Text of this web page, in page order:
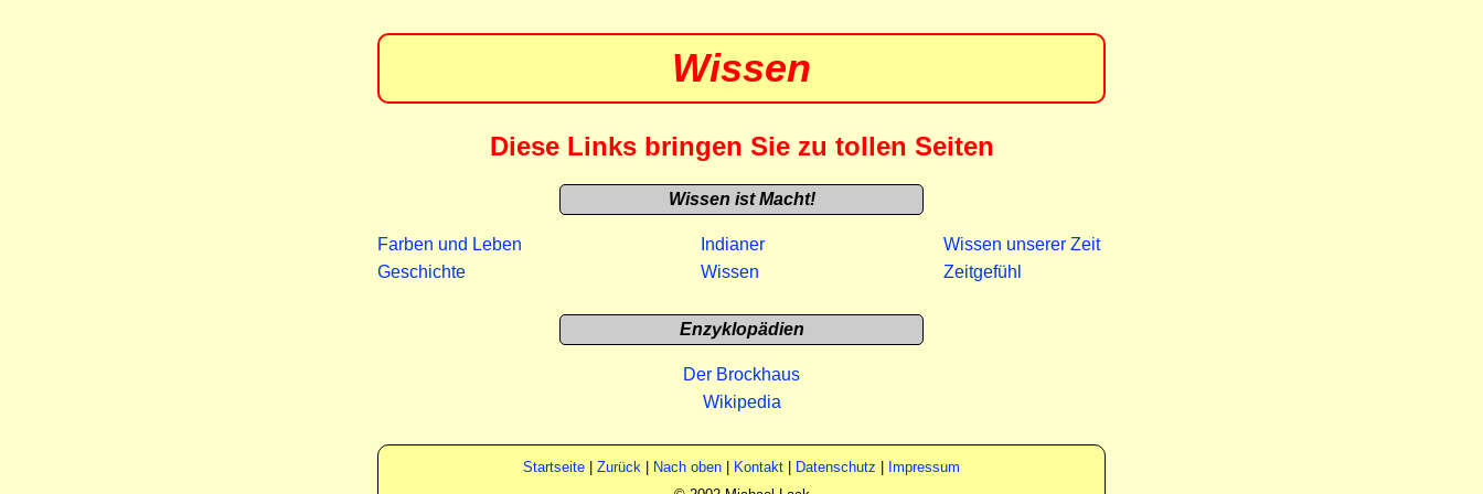
Wissen
Diese Links bringen Sie zu tollen Seiten
Wissen ist Macht!
Farben und Leben Indianer
Wissen unserer Zeit
Geschichte
Wissen Zeitgefühl
Enzyklopädien
Der Brockhaus
Wikipedia
Startseite Zurück Nach oben Kontakt Datenschutz
Impressum